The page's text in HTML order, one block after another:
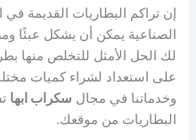
إن تراكم البطاريات القديمة
الصناعية يمكن أن يشكل عبئًا
لك الحل الأمثل للتخلص منها
على استعداد لشراء كميات
وخدماتنا في مجال سكراب ابها
البطاريات من موقعك.